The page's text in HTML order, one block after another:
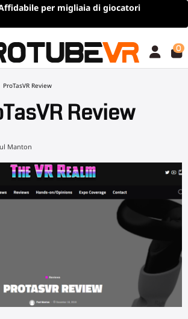
per migliaia di giocatori
0
ProTasVR Review
Review
Manton